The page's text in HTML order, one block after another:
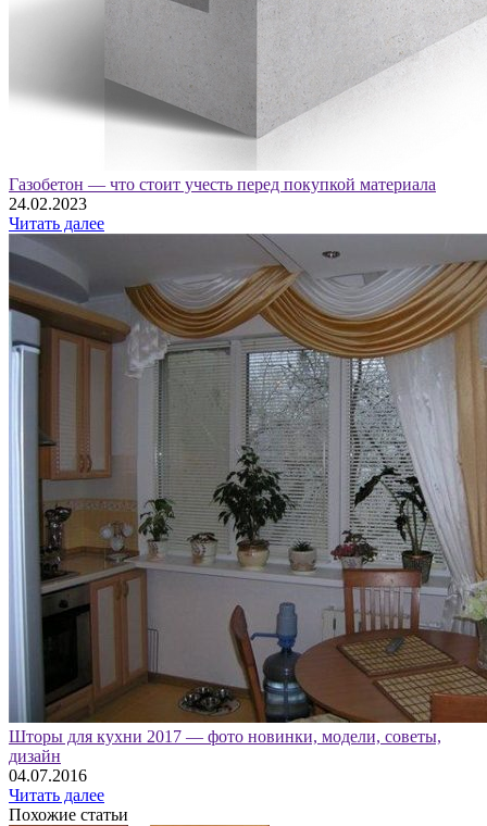
Газобетон — что стоит учесть перед покупкой материала
24.02.2023
Читать далее
Шторы для кухни 2017 — фото новинки, модели, советы,
дизайн
04.07.2016
Читать далее
Похожие статьи